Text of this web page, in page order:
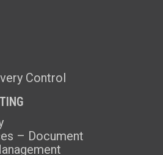
Control
– Document